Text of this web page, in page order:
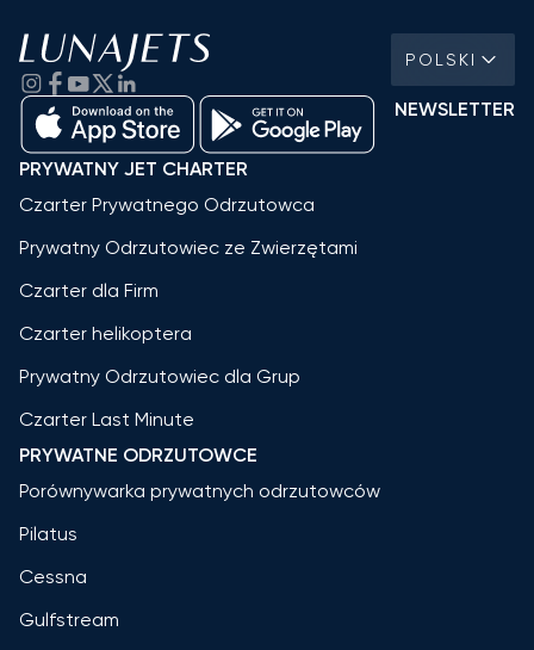
POLSKI
NEWSLETTER
PRYWATNY JET CHARTER
Czarter Prywatnego Odrzutowca
Prywatny Odrzutowiec ze Zwierzętami
Czarter dla Firm
Czarter helikoptera
Prywatny Odrzutowiec dla Grup
Czarter Last Minute
PRYWATNE ODRZUTOWCE
Porównywarka prywatnych odrzutowców
Pilatus
Cessna
Gulfstream